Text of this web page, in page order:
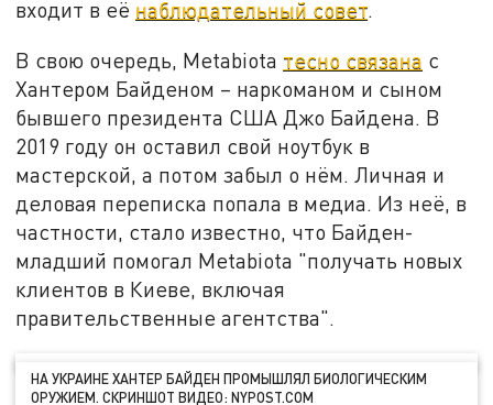
входит в её наблюдательный совет.
В свою очередь, Metabiota тесно связана с
Хантером Байденом – наркоманом и сыном
бывшего президента США Джо Байдена. В
2019 году он оставил свой ноутбук в
мастерской, а потом забыл о нём. Личная и
деловая переписка попала в медиа. Из неё, в
частности, стало известно, что Байден-
младший помогал Metabiota "получать новых
клиентов в Киеве, включая
правительственные агентства".
НА УКРАИНЕ ХАНТЕР БАЙДЕН ПРОМЫШЛЯЛ БИОЛОГИЧЕСКИМ
ОРУЖИЕМ. СКРИНШОТ ВИДЕО: NYPOST.COM